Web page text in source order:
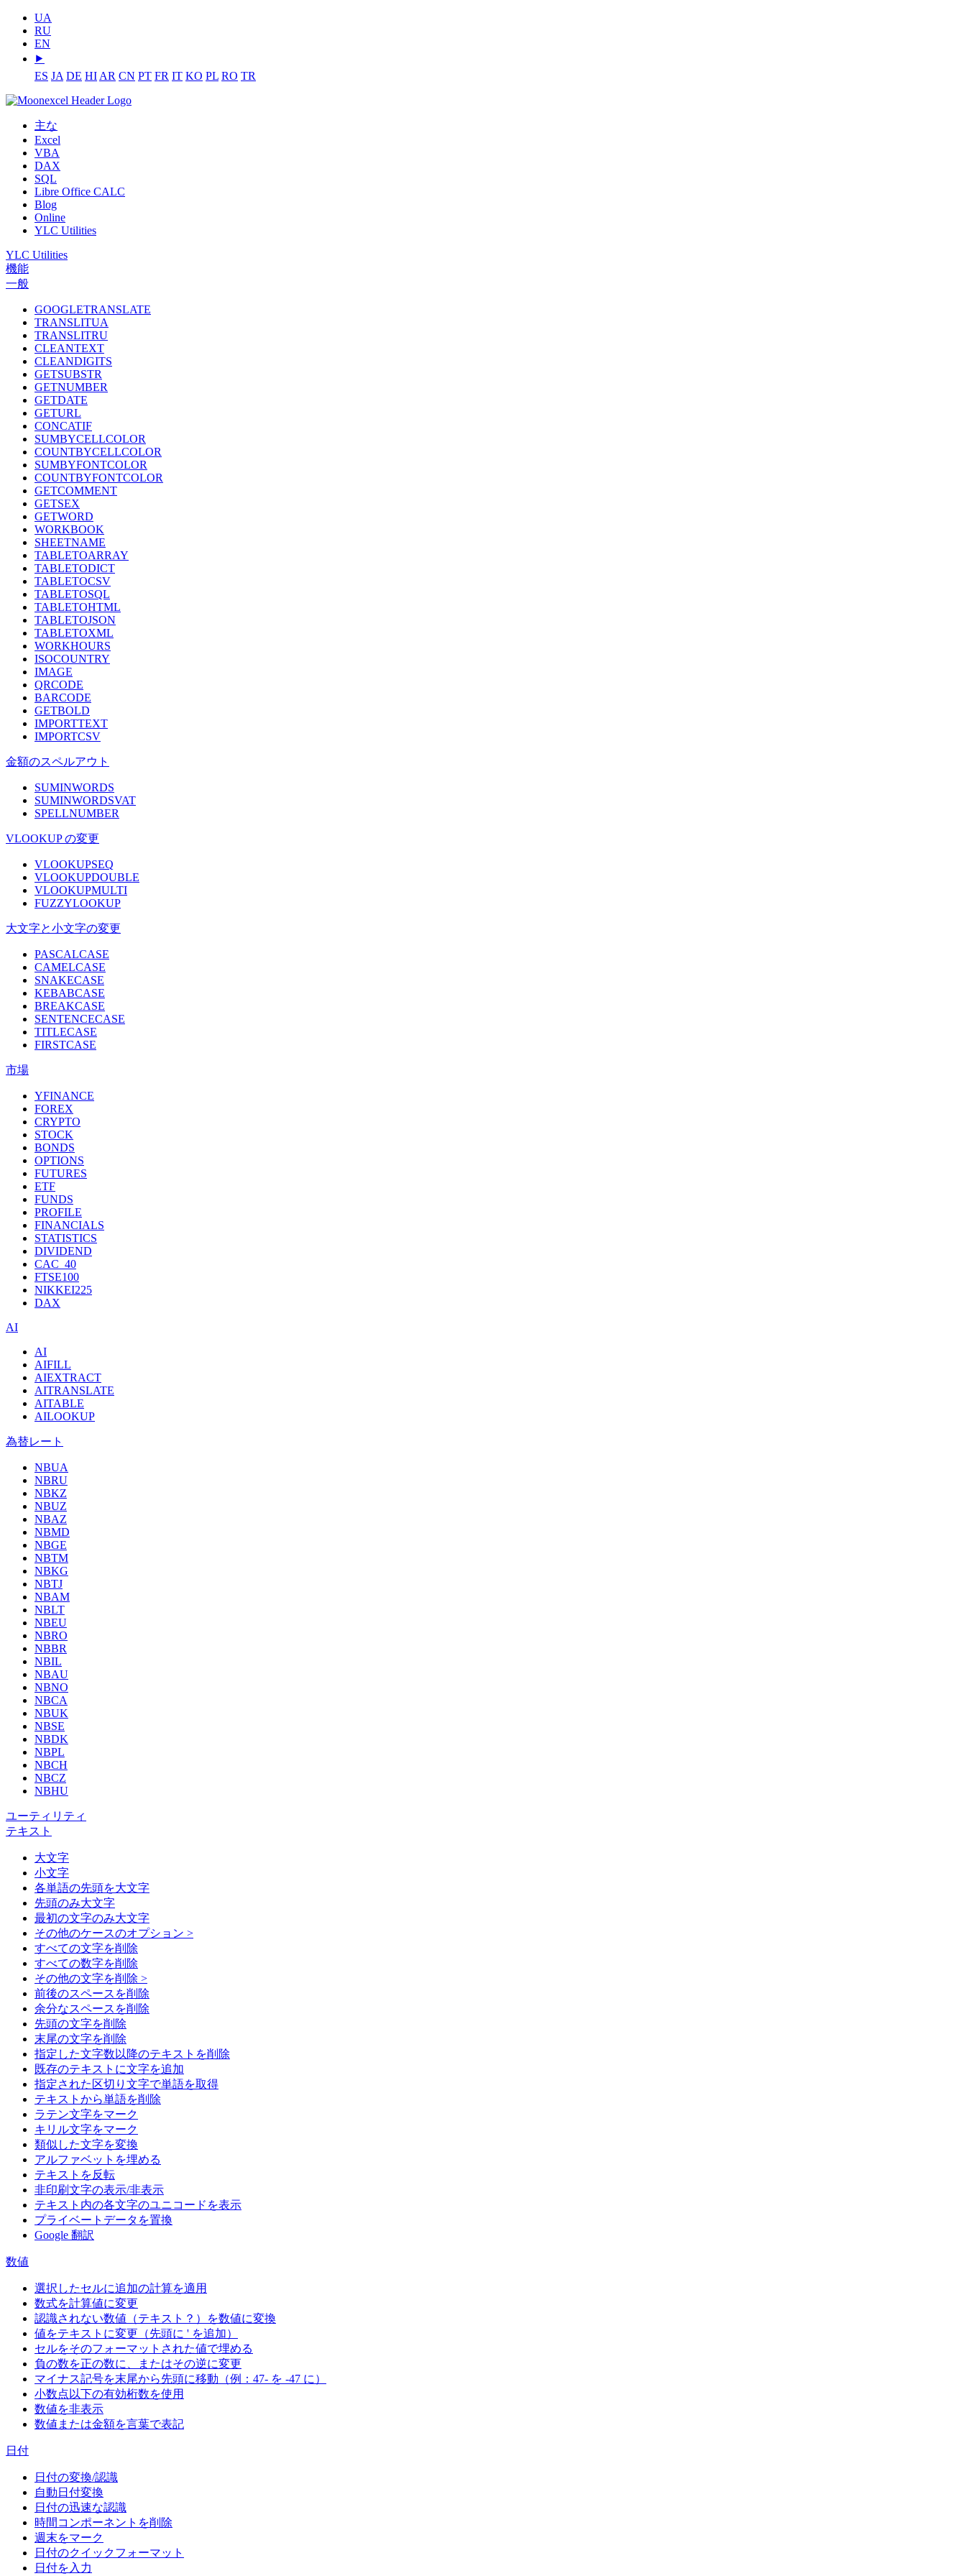
UA
RU
EN
⯈
ES JA DE HI AR CN PT FR IT KO PL RO TR
主な
Excel
VBA
DAX
SQL
Libre Office CALC
Blog
Online
YLC Utilities
YLC Utilities
機能
一般
GOOGLETRANSLATE
TRANSLITUA
TRANSLITRU
CLEANTEXT
CLEANDIGITS
GETSUBSTR
GETNUMBER
GETDATE
GETURL
CONCATIF
SUMBYCELLCOLOR
COUNTBYCELLCOLOR
SUMBYFONTCOLOR
COUNTBYFONTCOLOR
GETCOMMENT
GETSEX
GETWORD
WORKBOOK
SHEETNAME
TABLETOARRAY
TABLETODICT
TABLETOCSV
TABLETOSQL
TABLETOHTML
TABLETOJSON
TABLETOXML
WORKHOURS
ISOCOUNTRY
IMAGE
QRCODE
BARCODE
GETBOLD
IMPORTTEXT
IMPORTCSV
金額のスペルアウト
SUMINWORDS
SUMINWORDSVAT
SPELLNUMBER
VLOOKUP の変更
VLOOKUPSEQ
VLOOKUPDOUBLE
VLOOKUPMULTI
FUZZYLOOKUP
大文字と小文字の変更
PASCALCASE
CAMELCASE
SNAKECASE
KEBABCASE
BREAKCASE
SENTENCECASE
TITLECASE
FIRSTCASE
市場
YFINANCE
FOREX
CRYPTO
STOCK
BONDS
OPTIONS
FUTURES
ETF
FUNDS
PROFILE
FINANCIALS
STATISTICS
DIVIDEND
CAC_40
FTSE100
NIKKEI225
DAX
AI
AI
AIFILL
AIEXTRACT
AITRANSLATE
AITABLE
AILOOKUP
為替レート
NBUA
NBRU
NBKZ
NBUZ
NBAZ
NBMD
NBGE
NBTM
NBKG
NBTJ
NBAM
NBLT
NBEU
NBRO
NBBR
NBIL
NBAU
NBNO
NBCA
NBUK
NBSE
NBDK
NBPL
NBCH
NBCZ
NBHU
ユーティリティ
テキスト
大文字
小文字
各単語の先頭を大文字
先頭のみ大文字
最初の文字のみ大文字
その他のケースのオプション >
すべての文字を削除
すべての数字を削除
その他の文字を削除 >
前後のスペースを削除
余分なスペースを削除
先頭の文字を削除
末尾の文字を削除
指定した文字数以降のテキストを削除
既存のテキストに文字を追加
指定された区切り文字で単語を取得
テキストから単語を削除
ラテン文字をマーク
キリル文字をマーク
類似した文字を変換
アルファベットを埋める
テキストを反転
非印刷文字の表示/非表示
テキスト内の各文字のユニコードを表示
プライベートデータを置換
Google 翻訳
数値
選択したセルに追加の計算を適用
数式を計算値に変更
認識されない数値（テキスト？）を数値に変換
値をテキストに変更（先頭に ' を追加）
セルをそのフォーマットされた値で埋める
負の数を正の数に、またはその逆に変更
マイナス記号を末尾から先頭に移動（例：47- を -47 に）
小数点以下の有効桁数を使用
数値を非表示
数値または金額を言葉で表記
日付
日付の変換/認識
自動日付変換
日付の迅速な認識
時間コンポーネントを削除
週末をマーク
日付のクイックフォーマット
日付を入力